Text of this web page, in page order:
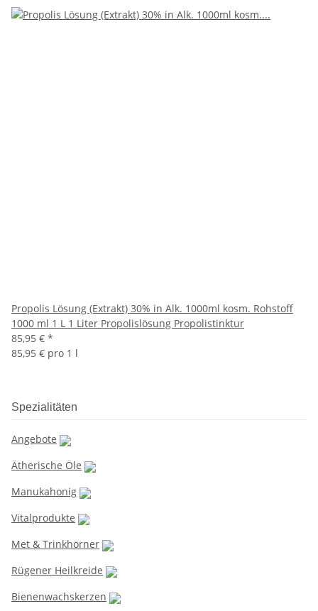
Propolis Lösung (Extrakt) 30% in Alk. 1000ml kosm. Rohstoff
1000 ml 1 L 1 Liter Propolislösung Propolistinktur
85,95 € *
85,95 € pro 1 l
Spezialitäten
Angebote
Ätherische Öle
Manukahonig
Vitalprodukte
Met & Trinkhörner
Rügener Heilkreide
Bienenwachskerzen